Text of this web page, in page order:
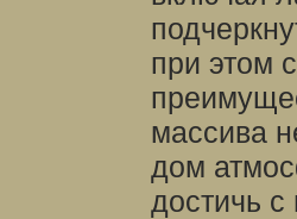
при этом
массива
дом
достичь